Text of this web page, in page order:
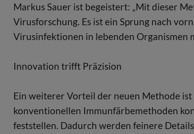
Markus Sauer ist begeistert: „Mit dieser
Virusforschung. Es ist ein Sprung nach
Virusinfektionen in lebenden Organismen
Innovation trifft Präzision
Ein weiterer Vorteil der neuen Methode
konventionellen Immunfärbemethoden
feststellen. Dadurch werden feinere